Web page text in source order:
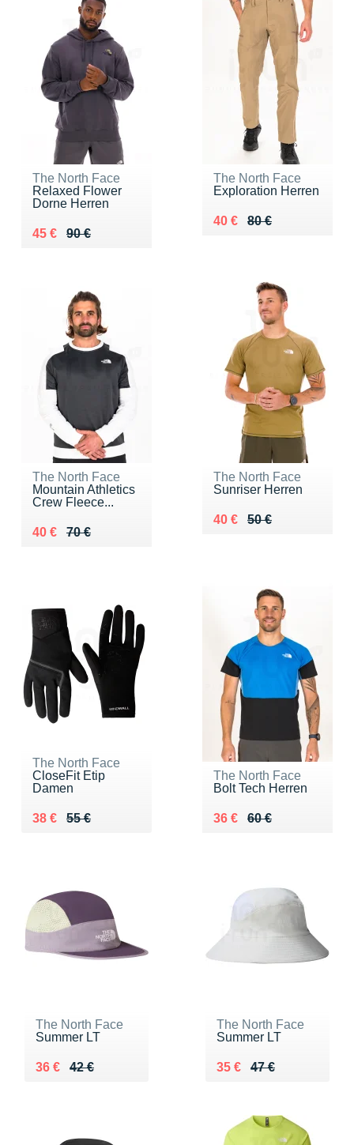
The North Face
Relaxed Flower
Dorne Herren
90 €
Au lieu de 90 €
45 €
Vendu 45 €
The North Face
Exploration Herren
80 €
Au lieu de 80 €
40 €
Vendu 40 €
The North Face
Mountain Athletics
Crew Fleece...
70 €
Au lieu de 70 €
40 €
Vendu 40 €
The North Face
Sunriser Herren
50 €
Au lieu de 50 €
40 €
Vendu 40 €
The North Face
CloseFit Etip
Damen
55 €
Au lieu de 55 €
38 €
Vendu 38 €
The North Face
Bolt Tech Herren
60 €
Au lieu de 60 €
36 €
Vendu 36 €
The North Face
Summer LT
42 €
Au lieu de 42 €
36 €
Vendu 36 €
The North Face
Summer LT
47 €
Au lieu de 47 €
35 €
Vendu 35 €